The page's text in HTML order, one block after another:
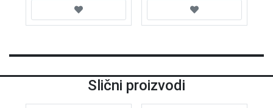
Slični proizvodi